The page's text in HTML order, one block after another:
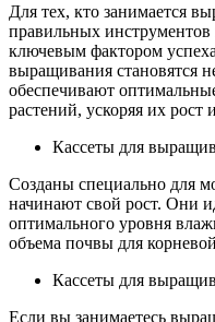
Для тех, кто занимается
правильных инструментов
ключевым фактором
выращивания становятся
обеспечивают
растений, ускоряя их рост
Кассеты для
Созданы специально для
начинают свой рост. Они
оптимального уровня
объема почвы для
Кассеты для
Если вы занимаетесь